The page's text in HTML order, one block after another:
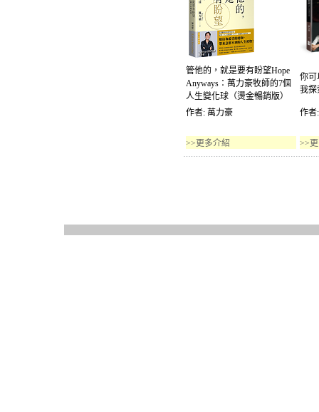
管他的，就是要有盼望Hope
Anyways：萬力豪牧師的7個
人生變化球（燙金暢銷版）
你可
我探
作者: 萬力豪 作者
>>更多介紹 >>